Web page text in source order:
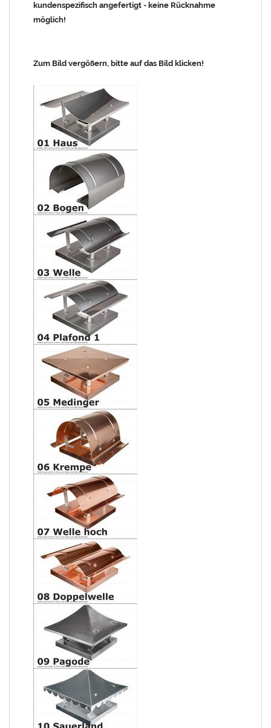
kundenspezifisch angefertigt - keine Rücknahme
möglich!
Zum Bild vergößern, bitte auf das Bild klicken!